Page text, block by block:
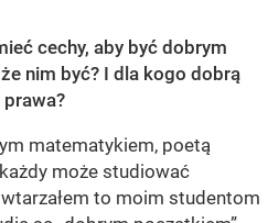
cechy, aby być dobrym
nim być? I dla kogo dobrą
matematykiem, poetą
może studiować
to moim studentom